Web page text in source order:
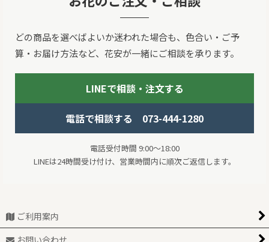
どの商品を選べばよいか迷われた場合も、色合い・ご予
算・お届け方法など、花安が一緒にご相談を承ります。
LINEで相談・注文する
電話で相談する 073-444-1280
電話受付時間 9:00～18:00
LINEは24時間受け付け、営業時間内に順次ご返信します。
ご利用案内
お問い合わせ